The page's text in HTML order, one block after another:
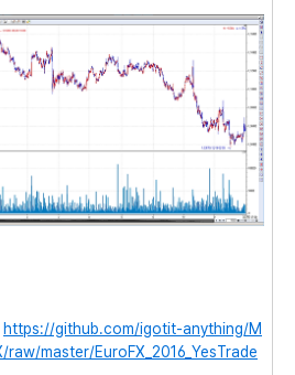
https://github.com/igotit-anything/M
raw/master/EuroFX_2016_YesTrade